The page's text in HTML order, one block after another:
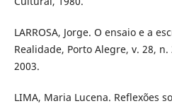
LARROSA, Jorge. O ensaio e a
Realidade, Porto Alegre, v. 28,
2003.
LIMA, Maria Lucena. Reflexões